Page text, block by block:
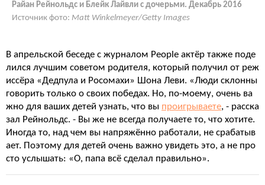
Райан Рейнольдс и Блейк Лайвли с дочерьми. Декабрь 2016
Источник фото: Matt Winkelmeyer/Getty Images
В апрельской беседе с журналом People актёр также поде
лился лучшим советом родителя, который получил от реж
иссёра «Дедпула и Росомахи» Шона Леви. «Люди склонны
говорить только о своих победах. Но, по-моему, очень ва
жно для ваших детей узнать, что вы проигрываете, - расска
зал Рейнольдс. - Вы же не всегда получаете то, что хотите.
Иногда то, над чем вы напряжённо работали, не срабатыв
ает. Поэтому для детей очень важно увидеть это, а не про
сто услышать: «О, папа всё сделал правильно».